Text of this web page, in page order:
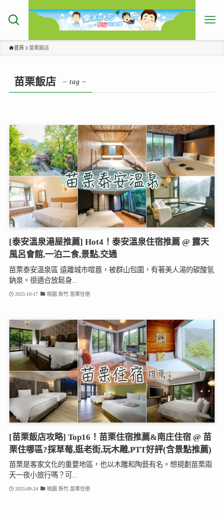
首頁 苗栗飯店
苗栗飯店 – tag –
[泰安溫泉湯屋推薦] Hot4！泰安溫泉住宿推薦 @ 露天
風呂會館,一泊二食,景點,交通
苗栗泰安溫泉區 遠離城市喧囂，被群山包圍，有著美人湯的碳酸氫
鈉泉。很適合放鬆身...
2025-10-17 桃園.新竹.苗栗住宿
[苗栗飯店攻略] Top16！苗栗住宿推薦&南庄住宿 @ 苗
栗住哪區?採草莓,逛老街,玩木雕,PTT好評(含景點推薦)
苗栗是客家文化的重要地區，也以木雕和陶藝有名。想規劃苗栗兩
天一夜小旅行嗎？可...
2025-09-24 桃園.新竹.苗栗住宿